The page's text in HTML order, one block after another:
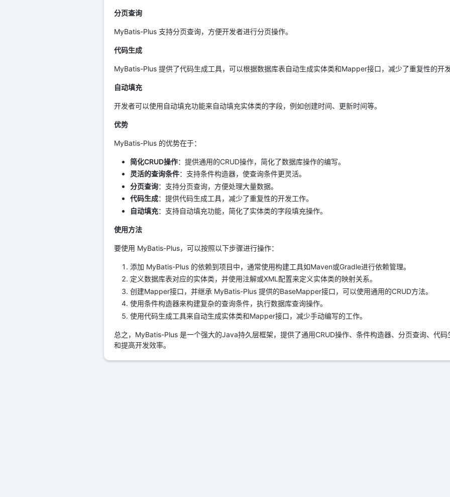
分页查询
MyBatis-Plus 支持分页查询，方便开发者进行分页操作。
代码生成
MyBatis-Plus 提供了代码生成工具，可以根据数据库表自动生成实体类和Mapper接口，减少了重复性的开
自动填充
开发者可以使用自动填充功能来自动填充实体类的字段，例如创建时间、更新时间等。
优势
MyBatis-Plus 的优势在于：
简化CRUD操作：提供通用的CRUD操作，简化了数据库操作的编写。
灵活的查询条件：支持条件构造器，使查询条件更灵活。
分页查询：支持分页查询，方便处理大量数据。
代码生成：提供代码生成工具，减少了重复性的开发工作。
自动填充：支持自动填充功能，简化了实体类的字段填充操作。
使用方法
要使用 MyBatis-Plus，可以按照以下步骤进行操作：
添加 MyBatis-Plus 的依赖到项目中，通常使用构建工具如Maven或Gradle进行依赖管理。
定义数据库表对应的实体类，并使用注解或XML配置来定义实体类的映射关系。
创建Mapper接口，并继承 MyBatis-Plus 提供的BaseMapper接口，可以使用通用的CRUD方法。
使用条件构造器来构建复杂的查询条件，执行数据库查询操作。
使用代码生成工具来自动生成实体类和Mapper接口，减少手动编写的工作。
总之，MyBatis-Plus 是一个强大的Java持久层框架，提供了通用CRUD操作、条件构造器、分页查询、代
和提高开发效率。